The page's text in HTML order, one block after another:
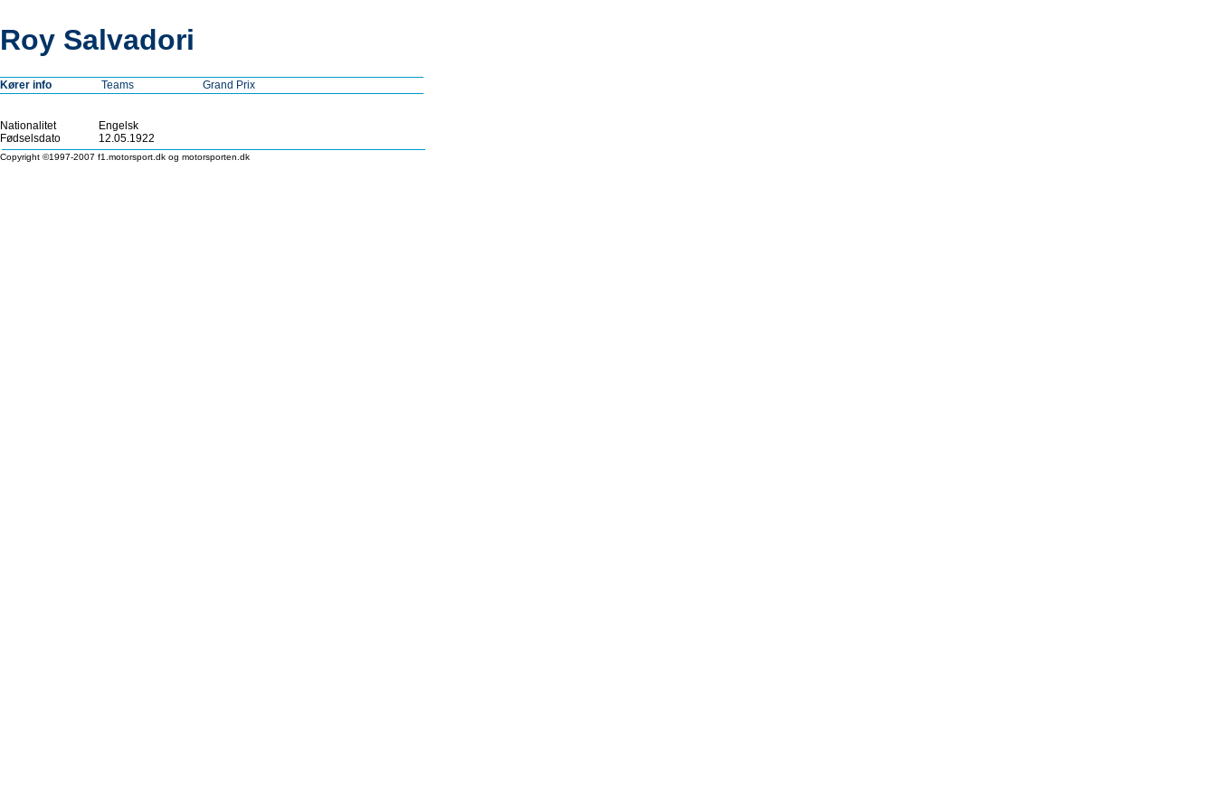
Roy Salvadori
Kører info Teams Grand Prix
Nationalitet
Engelsk
Fødselsdato
12.05.1922
Copyright ©1997-2007 f1.motorsport.dk og motorsporten.dk